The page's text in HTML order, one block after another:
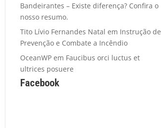
Bandeirantes – Existe diferença? Confira o
nosso resumo.
Tito Lívio Fernandes Natal em Instrução de
Prevenção e Combate a Incêndio
OceanWP em Faucibus orci luctus et
ultrices posuere
Facebook